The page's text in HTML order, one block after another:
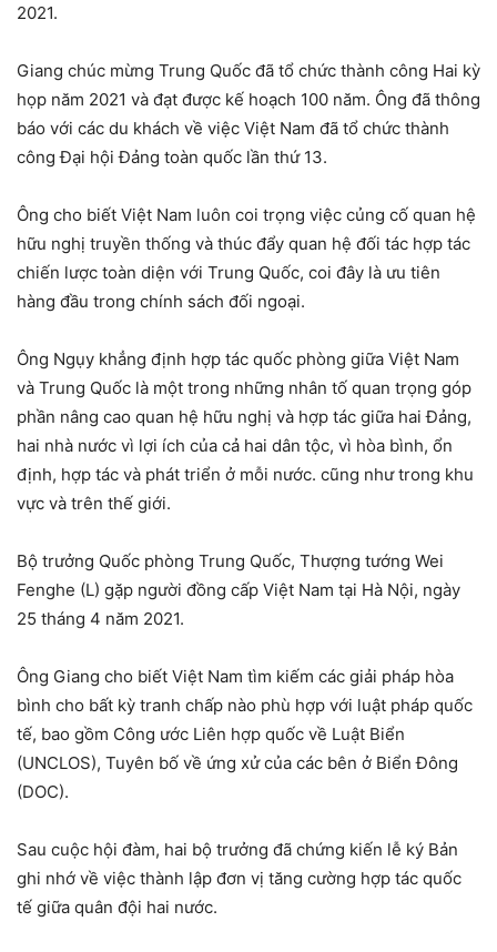
2021.
Giang chúc mừng Trung Quốc đã tổ chức thành công Hai kỳ
họp năm 2021 và đạt được kế hoạch 100 năm. Ông đã thông
báo với các du khách về việc Việt Nam đã tổ chức thành
công Đại hội Đảng toàn quốc lần thứ 13.
Ông cho biết Việt Nam luôn coi trọng việc củng cố quan hệ
hữu nghị truyền thống và thúc đẩy quan hệ đối tác hợp tác
chiến lược toàn diện với Trung Quốc, coi đây là ưu tiên
hàng đầu trong chính sách đối ngoại.
Ông Ngụy khẳng định hợp tác quốc phòng giữa Việt Nam
và Trung Quốc là một trong những nhân tố quan trọng góp
phần nâng cao quan hệ hữu nghị và hợp tác giữa hai Đảng,
hai nhà nước vì lợi ích của cả hai dân tộc, vì hòa bình, ổn
định, hợp tác và phát triển ở mỗi nước. cũng như trong khu
vực và trên thế giới.
Bộ trưởng Quốc phòng Trung Quốc, Thượng tướng Wei
Fenghe (L) gặp người đồng cấp Việt Nam tại Hà Nội, ngày
25 tháng 4 năm 2021.
Ông Giang cho biết Việt Nam tìm kiếm các giải pháp hòa
bình cho bất kỳ tranh chấp nào phù hợp với luật pháp quốc
tế, bao gồm Công ước Liên hợp quốc về Luật Biển
(UNCLOS), Tuyên bố về ứng xử của các bên ở Biển Đông
(DOC).
Sau cuộc hội đàm, hai bộ trưởng đã chứng kiến lễ ký Bản
ghi nhớ về việc thành lập đơn vị tăng cường hợp tác quốc
tế giữa quân đội hai nước.